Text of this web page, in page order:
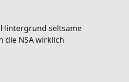
seltsame
die NSA wirklich